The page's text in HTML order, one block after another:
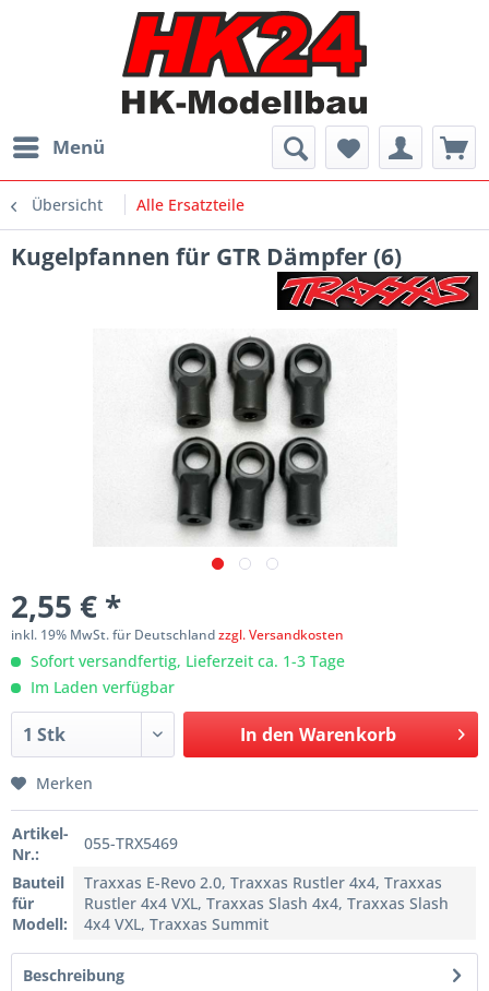
Menü
Übersicht Alle Ersatzteile
Kugelpfannen für GTR Dämpfer (6)
2,55 € *
inkl. 19% MwSt. für Deutschlandzzgl. Versandkosten
Sofort versandfertig, Lieferzeit ca. 1-3 Tage
Im Laden verfügbar
In den Warenkorb
Merken
Artikel-
Nr.:
055-TRX5469
Bauteil
für
Modell:
Traxxas E-Revo 2.0, Traxxas Rustler 4x4, Traxxas
Rustler 4x4 VXL, Traxxas Slash 4x4, Traxxas Slash
4x4 VXL, Traxxas Summit
Beschreibung